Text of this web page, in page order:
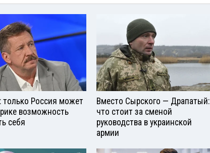
только Россия может
возможность
себя
Вместо Сырского — Драпатый:
что стоит за сменой
руководства в украинской
армии